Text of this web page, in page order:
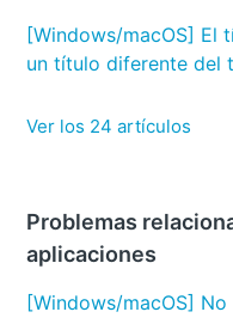
[Windows/macOS] El
un título diferente del
Ver los 24 artículos
Problemas
aplicaciones
[Windows/macOS]